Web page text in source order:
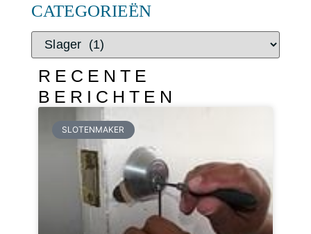
CATEGORIEËN
RECENTE
BERICHTEN
SLOTENMAKER